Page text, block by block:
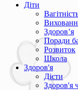
Діти
Здоров’я
Поради
Розвиток
Школа
Здоров'я
Дієти
Здоров'я